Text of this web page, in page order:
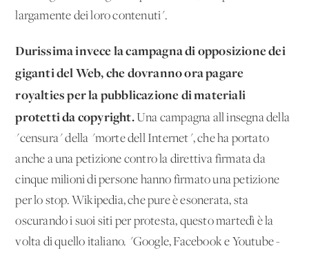
largamente dei loro contenuti".
Durissima invece la campagna di opposizione dei
giganti del Web, che dovranno ora pagare
royalties per la pubblicazione di materiali
protetti da copyright.Una campagna all'insegna della
"censura" della "morte dell'Internet", che ha portato
anche a una petizione contro la direttiva firmata da
cinque milioni di persone hanno firmato una petizione
per lo stop. Wikipedia, che pure è esonerata, sta
oscurando i suoi siti per protesta, questo martedì è la
volta di quello italiano. "Google, Facebook e Youtube -